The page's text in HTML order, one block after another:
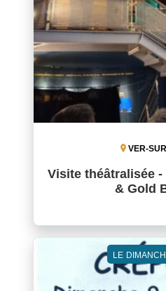
VER-
Visite théâtralisée
& Gold
LE